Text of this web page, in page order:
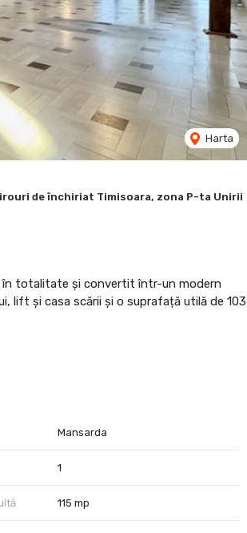
Harta
de închiriat Timisoara, zona P-ta Unirii
în totalitate și convertit într-un modern
lift și casa scării și o suprafață utilă de 103
Mansarda
1
115 mp